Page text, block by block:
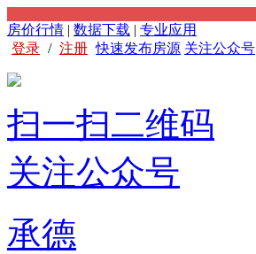
房价行情 | 数据下载 | 专业应用
登录 / 注册 快速发布房源 关注公众号
扫一扫二维码
关注公众号
承德